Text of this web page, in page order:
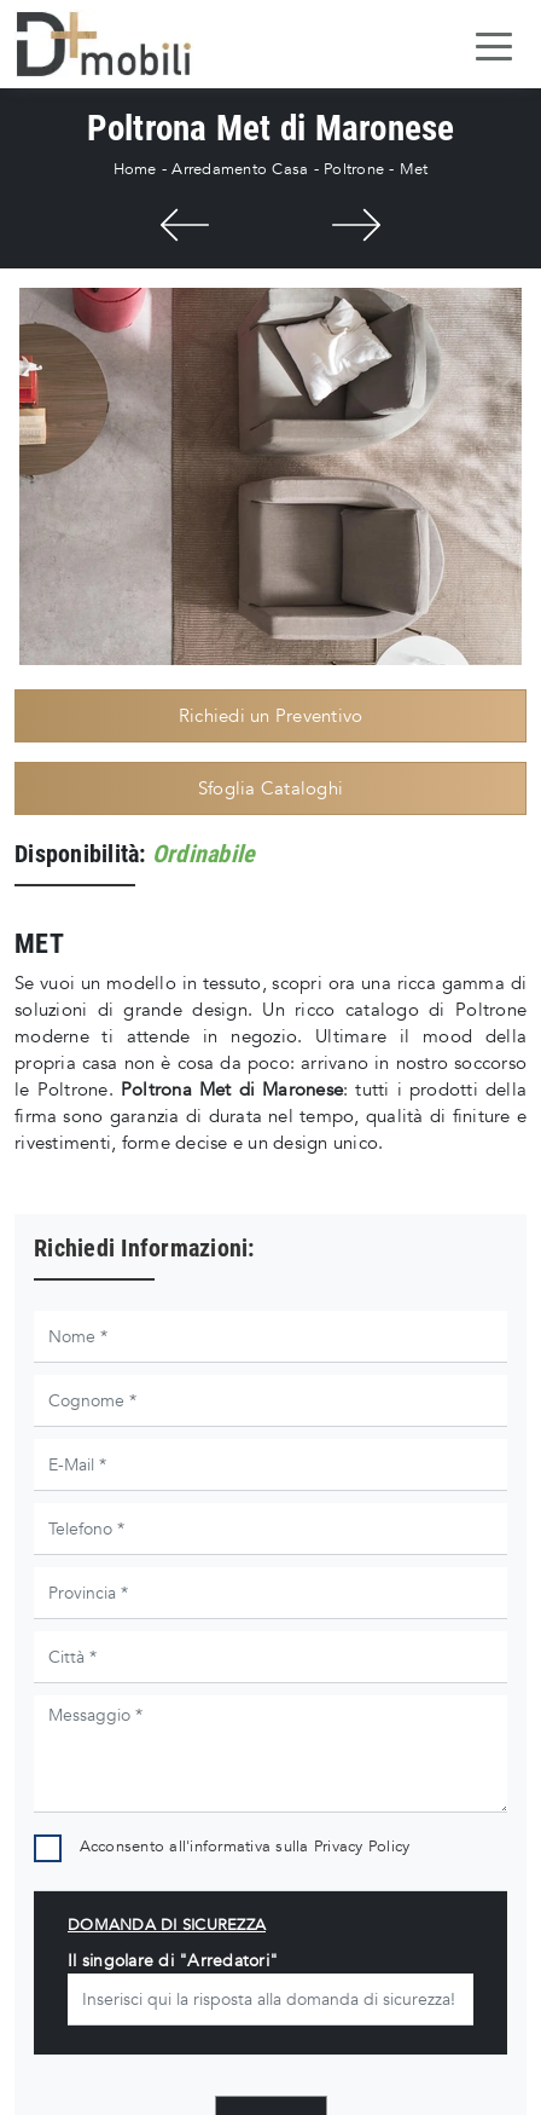
Poltrona Met di Maronese
Home -Arredamento Casa - Poltrone - Met
Richiedi un Preventivo
Sfoglia Cataloghi
Disponibilità: Ordinabile
MET
Se vuoi un modello in tessuto, scopri ora una ricca gamma di
soluzioni di grande design. Un ricco catalogo di Poltrone
moderne ti attende in negozio. Ultimare il mood della
propria casa non è cosa da poco: arrivano in nostro soccorso
le Poltrone. Poltrona Met di Maronese: tutti i prodotti della
firma sono garanzia di durata nel tempo, qualità di finiture e
rivestimenti, forme decise e un design unico.
Richiedi Informazioni:
Acconsento all'informativa sulla Privacy Policy
DOMANDA DI SICUREZZA
Il singolare di "Arredatori"